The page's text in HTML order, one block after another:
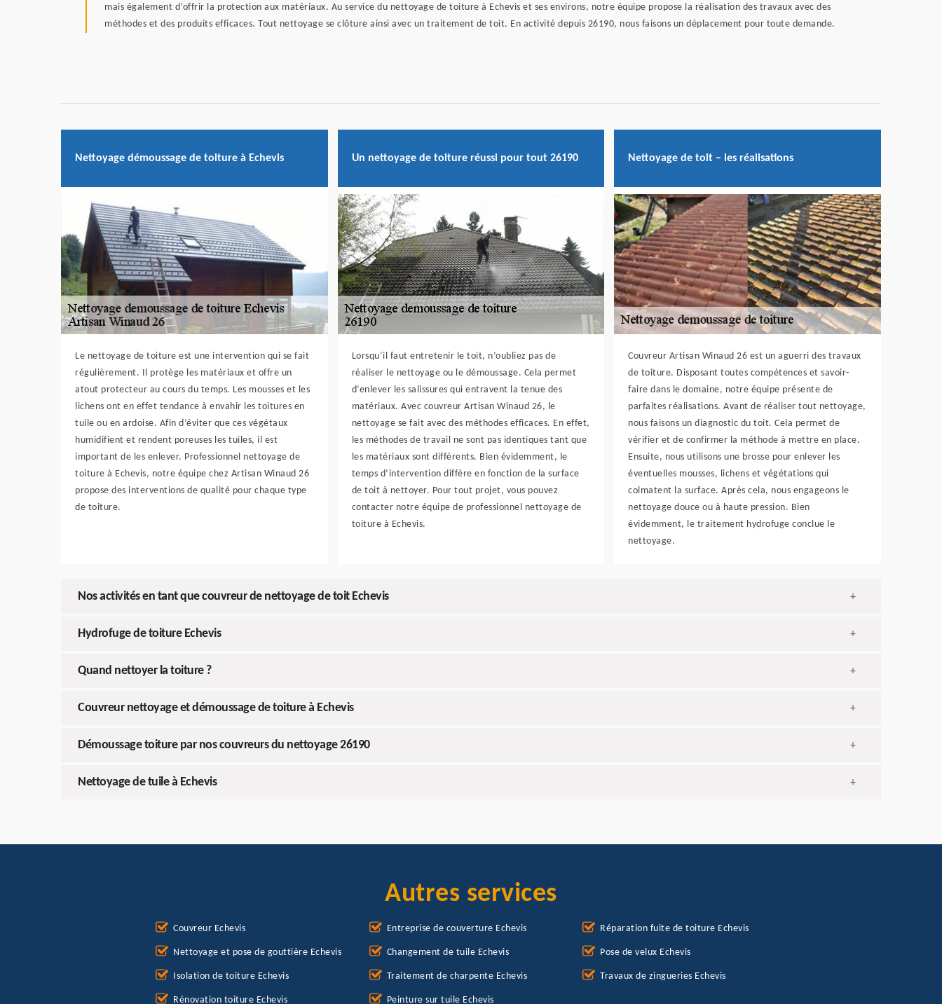
mais également d’offrir la protection aux matériaux. Au service du nettoyage de toiture à Echevis et ses environs, notre équipe propose la réalisation des travaux avec des
méthodes et des produits efficaces. Tout nettoyage se clôture ainsi avec un traitement de toit. En activité depuis 26190, nous faisons un déplacement pour toute demande.
Nettoyage démoussage de toiture à Echevis
Le nettoyage de toiture est une intervention qui se fait
régulièrement. Il protège les matériaux et offre un
atout protecteur au cours du temps. Les mousses et les
lichens ont en effet tendance à envahir les toitures en
tuile ou en ardoise. Afin d’éviter que ces végétaux
humidifient et rendent poreuses les tuiles, il est
important de les enlever. Professionnel nettoyage de
toiture à Echevis, notre équipe chez Artisan Winaud 26
propose des interventions de qualité pour chaque type
de toiture.
Un nettoyage de toiture réussi pour tout 26190
Lorsqu’il faut entretenir le toit, n’oubliez pas de
réaliser le nettoyage ou le démoussage. Cela permet
d’enlever les salissures qui entravent la tenue des
matériaux. Avec couvreur Artisan Winaud 26, le
nettoyage se fait avec des méthodes efficaces. En effet,
les méthodes de travail ne sont pas identiques tant que
les matériaux sont différents. Bien évidemment, le
temps d’intervention diffère en fonction de la surface
de toit à nettoyer. Pour tout projet, vous pouvez
contacter notre équipe de professionnel nettoyage de
toiture à Echevis.
Nettoyage de toit – les réalisations
Couvreur Artisan Winaud 26 est un aguerri des travaux
de toiture. Disposant toutes compétences et savoir-
faire dans le domaine, notre équipe présente de
parfaites réalisations. Avant de réaliser tout nettoyage,
nous faisons un diagnostic du toit. Cela permet de
vérifier et de confirmer la méthode à mettre en place.
Ensuite, nous utilisons une brosse pour enlever les
éventuelles mousses, lichens et végétations qui
colmatent la surface. Après cela, nous engageons le
nettoyage douce ou à haute pression. Bien
évidemment, le traitement hydrofuge conclue le
nettoyage.
Nos activités en tant que couvreur de nettoyage de toit Echevis +
Hydrofuge de toiture Echevis +
Quand nettoyer la toiture ? +
Couvreur nettoyage et démoussage de toiture à Echevis +
Démoussage toiture par nos couvreurs du nettoyage 26190 +
Nettoyage de tuile à Echevis +
Autres services
Couvreur Echevis
Nettoyage et pose de gouttière Echevis
Isolation de toiture Echevis
Rénovation toiture Echevis
Entreprise de couverture Echevis
Changement de tuile Echevis
Traitement de charpente Echevis
Peinture sur tuile Echevis
Réparation fuite de toiture Echevis
Pose de velux Echevis
Travaux de zingueries Echevis